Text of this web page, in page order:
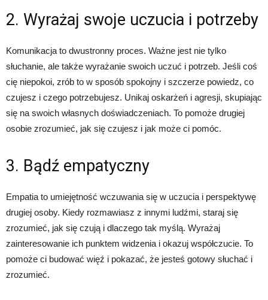
2. Wyrażaj swoje uczucia i potrzeby
Komunikacja to dwustronny proces. Ważne jest nie tylko
słuchanie, ale także wyrażanie swoich uczuć i potrzeb. Jeśli coś
cię niepokoi, zrób to w sposób spokojny i szczerze powiedz, co
czujesz i czego potrzebujesz. Unikaj oskarżeń i agresji, skupiając
się na swoich własnych doświadczeniach. To pomoże drugiej
osobie zrozumieć, jak się czujesz i jak może ci pomóc.
3. Bądź empatyczny
Empatia to umiejętność wczuwania się w uczucia i perspektywę
drugiej osoby. Kiedy rozmawiasz z innymi ludźmi, staraj się
zrozumieć, jak się czują i dlaczego tak myślą. Wyrażaj
zainteresowanie ich punktem widzenia i okazuj współczucie. To
pomoże ci budować więź i pokazać, że jesteś gotowy słuchać i
zrozumieć.